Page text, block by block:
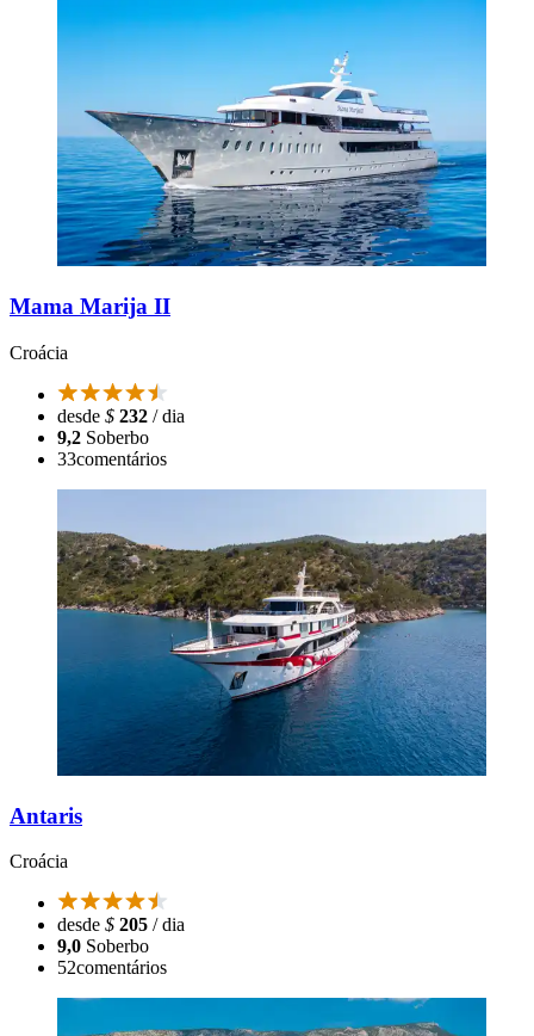
Mama Marija II
Croácia
desde $ 232 / dia
9,2 Soberbo
33comentários
Antaris
Croácia
desde $ 205 / dia
9,0 Soberbo
52comentários